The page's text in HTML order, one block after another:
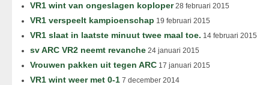
VR1 wint van ongeslagen koploper28 februari 2015
VR1 verspeelt kampioenschap 19 februari 2015
VR1 slaat in laatste minuut twee maal toe. 14 februari 2015
sv ARC VR2 neemt revanche 24 januari 2015
Vrouwen pakken uit tegen ARC 17 januari 2015
VR1 wint weer met 0-1 7 december 2014